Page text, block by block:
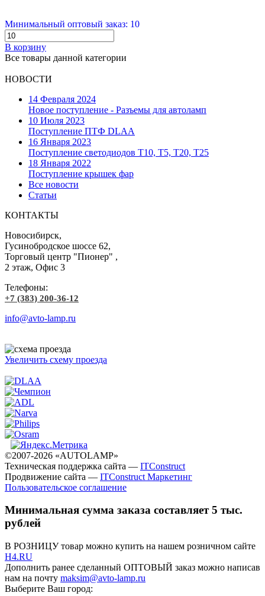
Минимальный оптовый заказ: 10
В корзину
Все товары данной категории
НОВОСТИ
14 Февраля 2024
Новое поступление - Разъемы для автоламп
10 Июля 2023
Поступление ПТФ DLAA
16 Января 2023
Поступление светодиодов T10, T5, T20, T25
18 Января 2022
Поступление крышек фар
Все новости
Статьи
КОНТАКТЫ
Новосибирск,
Гусинобродское шоссе 62,
Торговый центр "Пионер" ,
2 этаж, Офис 3
Телефоны:
+7 (383) 200-36-12
info@avto-lamp.ru
Увеличить схему проезда
©2007-2026 «AUTOLAMP»
Техническая поддержка сайта — ITConstruct
Продвижение сайта — ITConstruct Маркетинг
Пользовательское соглашение
Минимальная сумма заказа составляет 5 тыс.
рублей
В РОЗНИЦУ товар можно купить на нашем розничном сайте
H4.RU
Дополнить ранее сделанный ОПТОВЫЙ заказ можно написав
нам на почту maksim@avto-lamp.ru
Выберите Ваш город: